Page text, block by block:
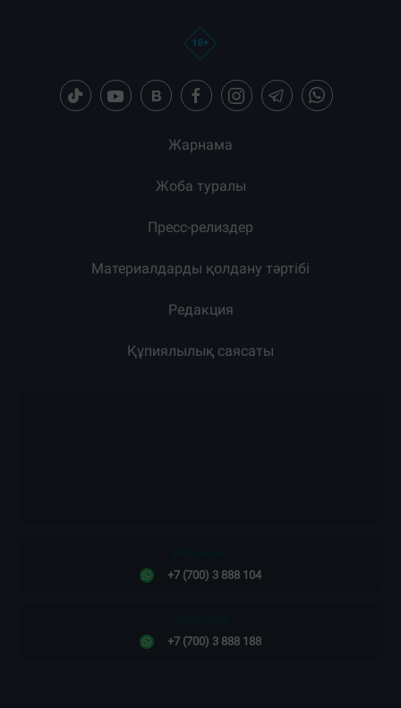
Жарнама
Жоба туралы
Пресс-релиздер
Материалдарды қолдану тәртібі
Редакция
Құпиялылық саясаты
+7 (700) 3 888 104
+7 (700) 3 888 188